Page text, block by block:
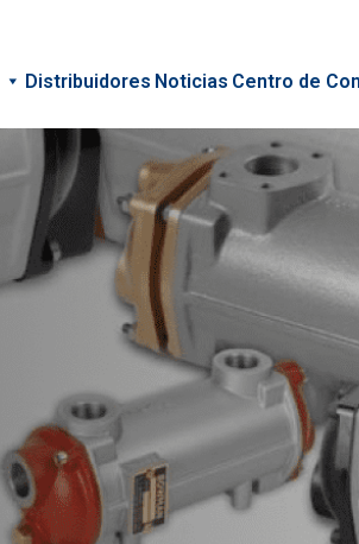
Distribuidores Noticias Centro de